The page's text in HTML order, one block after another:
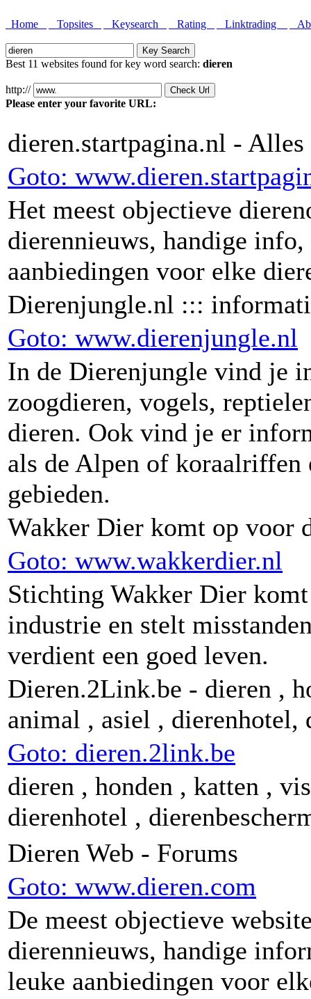
Home Topsites Keysearch Rating Linktrading
Best 11 websites found for key word search: dieren
http://
Please enter your favorite URL:
dieren.startpagina.nl -
Goto:
Het meest objectieve
dierennieuws, handige
aanbiedingen voor elke
Dierenjungle.nl :::
Goto: www.dierenjungle.nl
In de Dierenjungle vind je
zoogdieren, vogels,
dieren. Ook vind je er
als de Alpen of koraalriffen
gebieden.
Wakker Dier komt op voor
Goto: www.wakkerdier.nl
Stichting Wakker Dier
industrie en stelt
verdient een goed leven.
Dieren.2Link.be - dieren ,
animal , asiel , dierenhotel,
Goto: dieren.2link.be
dieren , honden , katten ,
dierenhotel ,
Dieren Web - Forums
Goto: www.dieren.com
De meest objectieve
dierennieuws, handige
leuke aanbiedingen voor